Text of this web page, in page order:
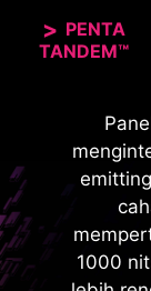
PENTA
TANDEM™
1000
MPG
teks yang
dalam
cakupan
detail,